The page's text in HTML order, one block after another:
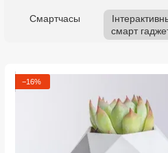
Смартчасы
смарт
−16%